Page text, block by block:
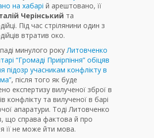
на хабарі й арештовано, її
Черінський та
Під час стрілянини один з
втратив око.
минулого рокуЛитовченко
“Громаді Приірпіння” обіцяв
підозр учасникам конфлікту в
, після того як буде
експертизу вилученої зброї в
конфлікту та вилученої в барі
апаратури. Тоді Литовченко
що справа фактова й про
її не може йти мова.